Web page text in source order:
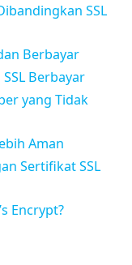
SSL
Berbayar
Berbayar
yang Tidak
Aman
Sertifikat SSL
Encrypt?